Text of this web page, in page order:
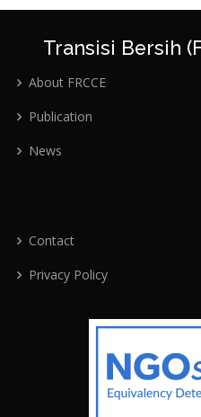
Transisi Bersih
About FRCCE
Publication
News
Contact
Privacy Policy